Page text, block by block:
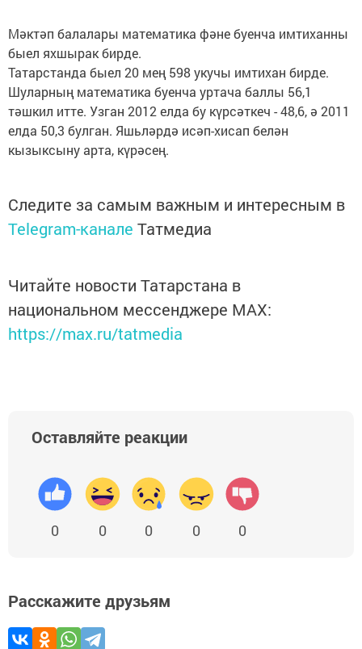
Мәктәп балалары математика фәне буенча имтиханны
быел яхшырак бирде.
Татарстанда быел 20 мең 598 укучы имтихан бирде.
Шуларның математика буенча уртача баллы 56,1
тәшкил итте. Узган 2012 елда бу күрсәткеч - 48,6, ә 2011
елда 50,3 булган. Яшьләрдә исәп-хисап белән
кызыксыну арта, күрәсең.
Следите за самым важным и интересным в
Telegram-канале Татмедиа
Читайте новости Татарстана в
национальном мессенджере MАХ:
https://max.ru/tatmedia
Оставляйте реакции
0 0 0 0 0
Расскажите друзьям